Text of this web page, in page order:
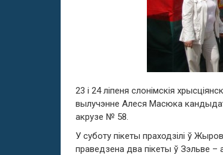
23 і 24 ліпеня слонімскія
вылучэнне Алеся Масюка
акрузе № 58.
У суботу пікеты праходзілі ў
праведзена два пікеты ў Зэльве –